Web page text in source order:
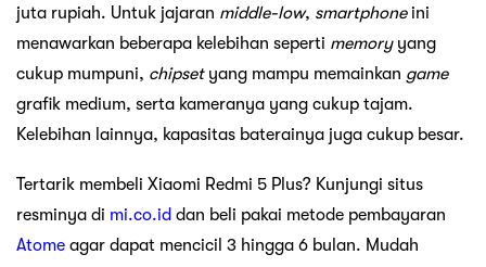
juta rupiah. Untuk jajaran middle-low, smartphoneini
menawarkan beberapa kelebihan seperti memoryyang
cukup mumpuni, chipsetyang mampu memainkan game
grafik medium, serta kameranya yang cukup tajam.
Kelebihan lainnya, kapasitas baterainya juga cukup besar.
Tertarik membeli Xiaomi Redmi 5 Plus? Kunjungi situs
resminya di mi.co.id dan beli pakai metode pembayaran
Atome agar dapat mencicil 3 hingga 6 bulan. Mudah